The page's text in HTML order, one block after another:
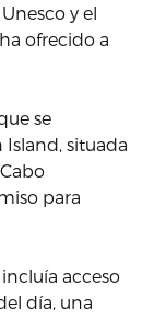
y el
ofrecido a
se
situada
para
acceso
día, una